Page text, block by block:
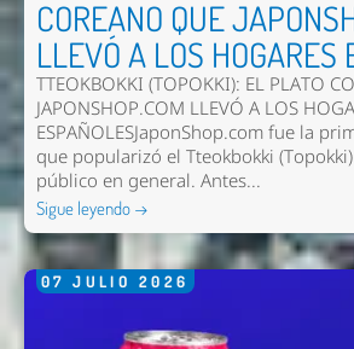
COREANO QUE
LLEVÓ A LOS HOGARES
TTEOKBOKKI (TOPOKKI): EL PLATO
JAPONSHOP.COM LLEVÓ A LOS
ESPAÑOLESJaponShop.com fue la
que popularizó el Tteokbokki
público en general. Antes...
Sigue leyendo →
07 JULIO 2026